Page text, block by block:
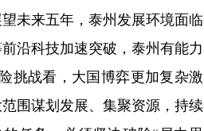
未来五年，泰州发展环境面临
沿科技加速突破，泰州有能力
挑战看，大国博弈更加复杂激
围谋划发展、集聚资源，持续